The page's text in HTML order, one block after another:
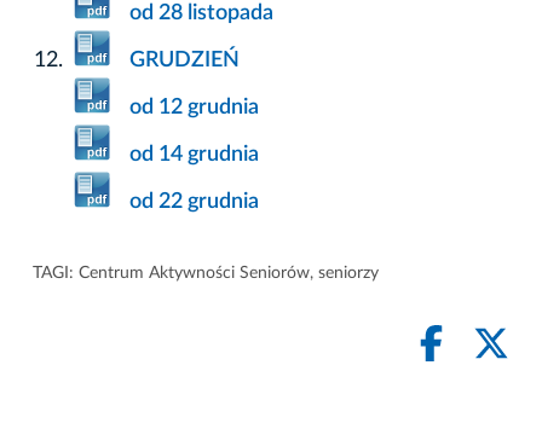
od 28 listopada
GRUDZIEŃ
od 12 grudnia
od 14 grudnia
od 22 grudnia
TAGI: Centrum Aktywności Seniorów, seniorzy